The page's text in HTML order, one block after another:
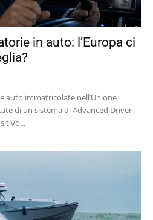
in auto: l’Europa ci
auto immatricolate nell’Unione
di un sistema di Advanced Driver